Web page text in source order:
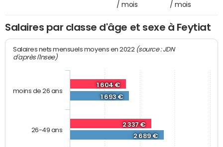
/ mois
/ mois
Salaires par classe d'âge et sexe à Feytiat
Salaires nets mensuels moyens en 2022 (source : JDN
d'après l'Insee)
1 604 €
2 337 €
1 693 €
2 689 €
moins de 26 ans
26-49 ans